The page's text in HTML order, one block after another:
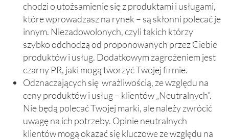
chodzi o utożsamienie się z produktami i usługami,
które wprowadzasz na rynek – są skłonni polecać je
innym. Niezadowolonych, czyli takich którzy
szybko odchodzą od proponowanych przez Ciebie
produktów i usług. Dodatkowym zagrożeniem jest
czarny PR, jaki mogą tworzyć Twojej firmie.
Odznaczających się wrażliwością, ze względu na
ceny produktów i usług – klientów „Neutralnych”.
Nie będą polecać Twojej marki, ale należy zwrócić
uwagę na ich potrzeby. Opinie neutralnych
klientów mogą okazać się kluczowe ze względu na